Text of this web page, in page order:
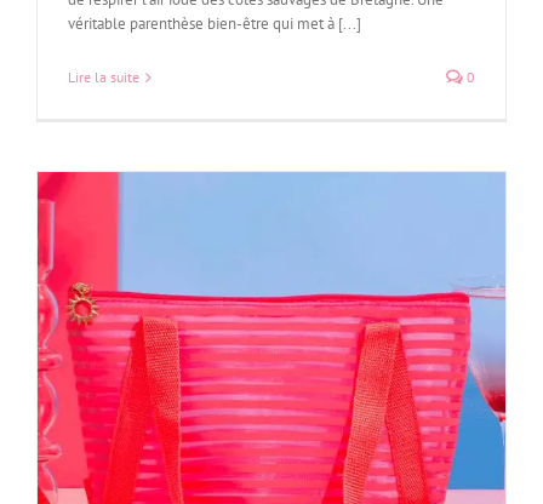
véritable parenthèse bien-être qui met à [...]
Lire la suite 0